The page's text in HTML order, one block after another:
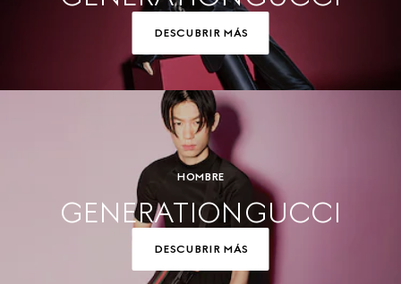
DESCUBRIR MÁS
HOMBRE
GENERATION GUCCI
DESCUBRIR MÁS